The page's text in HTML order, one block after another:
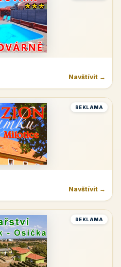
Navštívit →
REKLAMA
Navštívit →
REKLAMA